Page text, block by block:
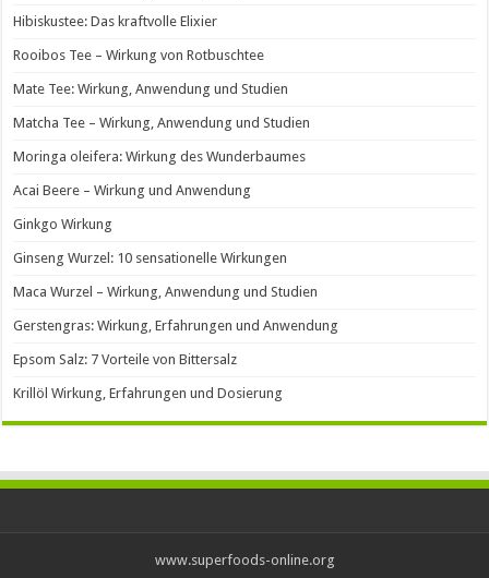
Hibiskustee: Das kraftvolle Elixier
Rooibos Tee – Wirkung von Rotbuschtee
Mate Tee: Wirkung, Anwendung und Studien
Matcha Tee – Wirkung, Anwendung und Studien
Moringa oleifera: Wirkung des Wunderbaumes
Acai Beere – Wirkung und Anwendung
Ginkgo Wirkung
Ginseng Wurzel: 10 sensationelle Wirkungen
Maca Wurzel – Wirkung, Anwendung und Studien
Gerstengras: Wirkung, Erfahrungen und Anwendung
Epsom Salz: 7 Vorteile von Bittersalz
Krillöl Wirkung, Erfahrungen und Dosierung
www.superfoods-online.org